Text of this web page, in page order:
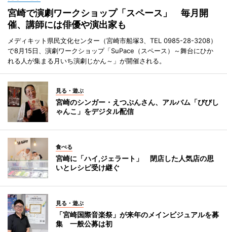
宮崎で演劇ワークショップ「スペース」 毎月開
催、講師には俳優や演出家も
メディキット県民文化センター（宮崎市船塚3、TEL 0985-28-3208）
で8月15日、演劇ワークショップ「SuPace（スペース）～舞台にひか
れる人が集まる月いち演劇じかん～」が開催される。
見る・遊ぶ
宮崎のシンガー・えつぷんさん、アルバム「びびし
ゃんこ」をデジタル配信
食べる
宮崎に「ハイ,ジェラート」 閉店した人気店の思
いとレシピ受け継ぐ
見る・遊ぶ
「宮崎国際音楽祭」が来年のメインビジュアルを募
集 一般公募は初